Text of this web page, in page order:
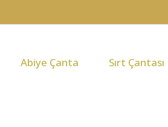
Abiye Çanta Sırt Çantası